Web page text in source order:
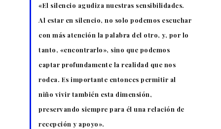
«El silencio agudiza nuestras sensibilidades.
Al estar en silencio, no solo podemos escuchar
con más atención la palabra del otro, y, por lo
tanto, «encontrarlo», sino que podemos
captar profundamente la realidad que nos
rodea. Es importante entonces permitir al
niño vivir también esta dimensión,
preservando siempre para él una relación de
recepción y apoyo».